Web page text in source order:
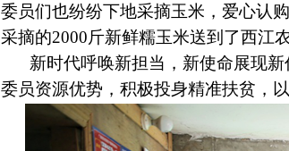
委员们也纷纷下地采摘玉米，爱心认
采摘的2000斤新鲜糯玉米送到了西江
新时代呼唤新担当，新使命展现
委员资源优势 ，积极投身精准扶贫，